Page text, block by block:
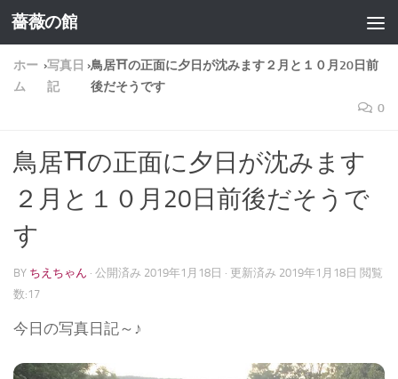
コンテンツへスキップ
薔薇の館
ホー
ム
›写真日
記
›鳥居⛩の正面に夕日が沈みます２月と１０月20日前
後だそうです
0
鳥居⛩の正面に夕日が沈みます
２月と１０月20日前後だそうで
す
BY ちえちゃん · 公開済み 2019年1月18日 · 更新済み 2019年1月18日 閲覧
数:17
今日の写真日記～♪